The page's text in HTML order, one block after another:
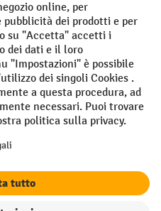
and possible delivery charges,
scorte. Lo sconto non si applica
combinazione con altri sconti o
concesso una sola volta al
a partire da un valore netto
Sono esclusi i transpallet
i carrelli elevatori frontali